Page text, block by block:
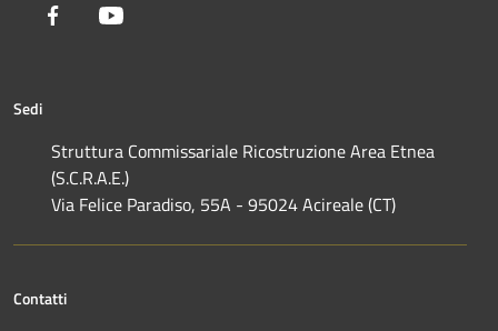
Facebook
Sedi
Struttura Commissariale Ricostruzione Area Etnea
(S.C.R.A.E.)
Via Felice Paradiso, 55A - 95024 Acireale (CT)
Contatti